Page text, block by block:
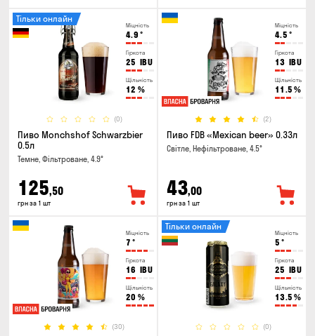
Міцність
4.9 °
Гіркота
25 IBU
Щільність
12 %
(0)
Тільки онлайн
Пиво Monchshof Schwarzbier
0.5л
Темне, Фільтроване, 4.9°
125,50
грн за 1 шт
Міцність
4.5 °
Гіркота
13 IBU
Щільність
11.5 %
(2)
Пиво FDB «Mexican beer» 0.33л
Світле, Нефільтроване, 4.5°
43,00
грн за 1 шт
Міцність
7 °
Гіркота
16 IBU
Щільність
20 %
(30)
Міцність
5 °
Гіркота
25 IBU
Щільність
13.5 %
(0)
Тільки онлайн